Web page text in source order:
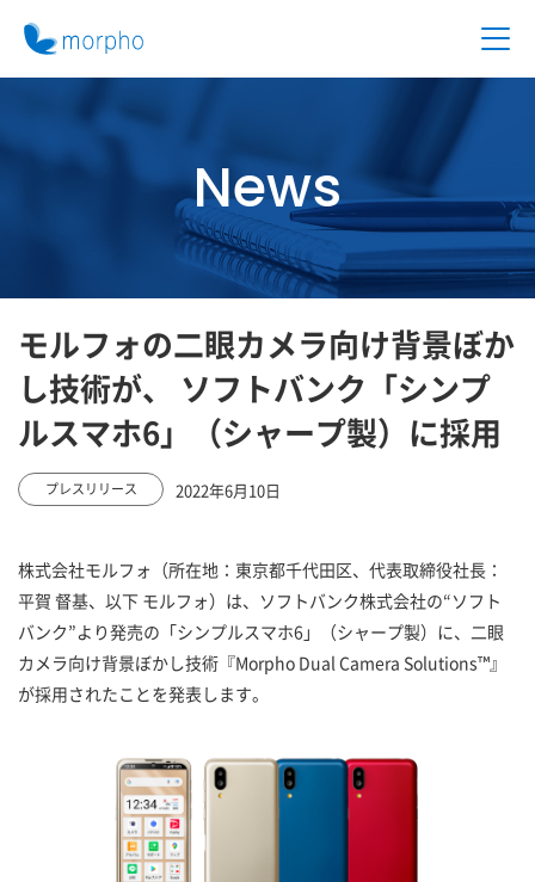
News
モルフォの二眼カメラ向け背景ぼか
し技術が、 ソフトバンク「シンプ
ルスマホ6」（シャープ製）に採用
プレスリリース 2022年6月10日
株式会社モルフォ（所在地：東京都千代田区、代表取締役社長：
平賀 督基、以下 モルフォ）は、ソフトバンク株式会社の“ソフト
バンク”より発売の「シンプルスマホ6」（シャープ製）に、二眼
カメラ向け背景ぼかし技術『Morpho Dual Camera Solutions™』
が採用されたことを発表します。